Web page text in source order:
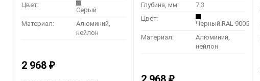
Цвет:
Серый
Материал:
Алюминий,
нейлон
2 968 ₽
Глубина, мм:
7.3
Цвет:
Черный RAL 9005
Материал:
Алюминий,
нейлон
₽